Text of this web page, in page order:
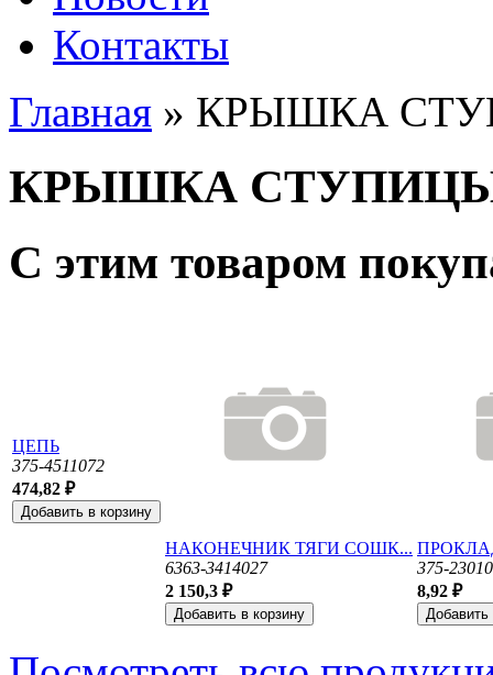
Контакты
Вы здесь
Главная » КРЫШКА
КРЫШКА
С этим товаром
ЦЕПЬ
375-4511072
474,82 ₽
НАКОНЕЧНИК ТЯГИ СОШК...
6363-3414027
2 150,3 ₽
375-
8,92 ₽